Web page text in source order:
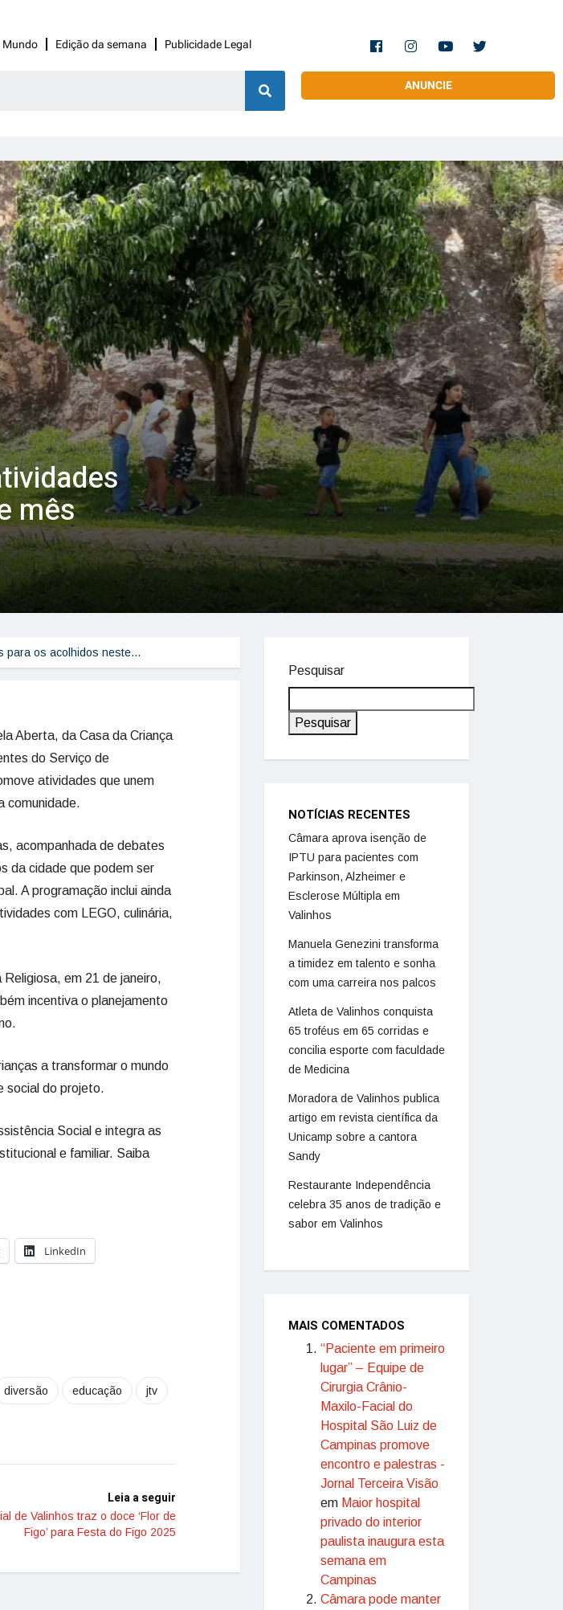
Mundo Edição da semana Publicidade Legal
ANUNCIE
mês
para os acolhidos neste…
Aberta, da Casa da Criança
do Serviço de
atividades que unem
comunidade.
acompanhada de debates
da cidade que podem ser
A programação inclui ainda
com LEGO, culinária,
em 21 de janeiro,
incentiva o planejamento
a transformar o mundo
social do projeto.
Social e integra as
e familiar. Saiba
LinkedIn
diversão educação jtv
Leia a seguir
de Valinhos traz o doce ‘Flor de
Figo’ para Festa do Figo 2025
Pesquisar
Pesquisar
NOTÍCIAS RECENTES
Câmara aprova isenção de
IPTU para pacientes com
Parkinson, Alzheimer e
Esclerose Múltipla em
Valinhos
Manuela Genezini transforma
a timidez em talento e sonha
com uma carreira nos palcos
Atleta de Valinhos conquista
65 troféus em 65 corridas e
concilia esporte com faculdade
de Medicina
Moradora de Valinhos publica
artigo em revista científica da
Unicamp sobre a cantora
Sandy
Restaurante Independência
celebra 35 anos de tradição e
sabor em Valinhos
MAIS COMENTADOS
“Paciente em primeiro
lugar” – Equipe de
Cirurgia Crânio-
Maxilo-Facial do
Hospital São Luiz de
Campinas promove
encontro e palestras -
Jornal Terceira Visão
em Maior hospital
privado do interior
paulista inaugura esta
semana em
Campinas
Câmara pode manter